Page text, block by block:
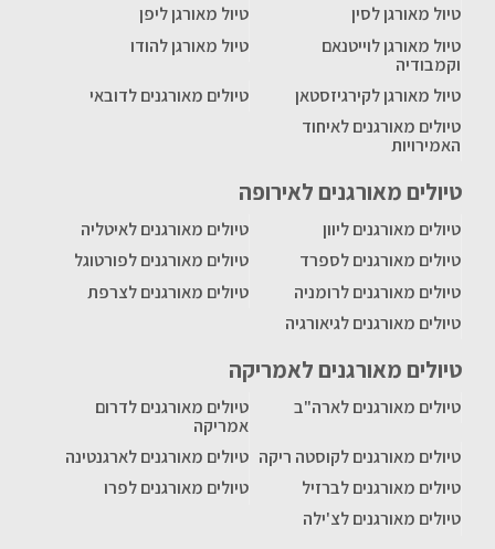
טיול מאורגן לסין
טיול מאורגן ליפן
טיול מאורגן לוייטנאם
וקמבודיה
טיול מאורגן להודו
טיול מאורגן לקירגיזסטאן
טיולים מאורגנים לדובאי
טיולים מאורגנים לאיחוד
האמירויות
טיולים מאורגנים לאירופה
טיולים מאורגנים ליוון
טיולים מאורגנים לאיטליה
טיולים מאורגנים לספרד
טיולים מאורגנים לפורטוגל
טיולים מאורגנים לרומניה
טיולים מאורגנים לצרפת
טיולים מאורגנים לגיאורגיה
טיולים מאורגנים לאמריקה
טיולים מאורגנים לארה"ב
טיולים מאורגנים לדרום
אמריקה
טיולים מאורגנים לקוסטה ריקה טיולים מאורגנים לארגנטינה
טיולים מאורגנים לברזיל
טיולים מאורגנים לפרו
טיולים מאורגנים לצ'ילה